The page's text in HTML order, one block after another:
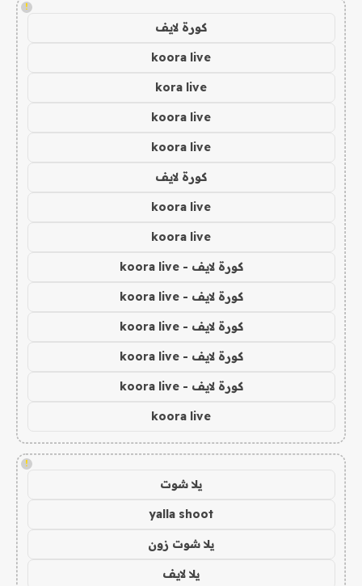
!
كورة لايف
koora live
kora live
koora live
koora live
كورة لايف
koora live
koora live
كورة لايف - koora live
كورة لايف - koora live
كورة لايف - koora live
كورة لايف - koora live
كورة لايف - koora live
koora live
!
يلا شوت
yalla shoot
يلا شوت زون
يلا لايف